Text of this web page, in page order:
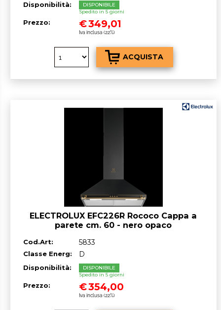
Disponibilità:
DISPONIBILE
Spedito in 5 giorni
Prezzo: €349,01
Iva inclusa (22%)
ELECTROLUX EFC226R Rococo Cappa a
parete cm. 60 - nero opaco
Cod.Art: 5833
Classe Energ: D
Disponibilità:
DISPONIBILE
Spedito in 5 giorni
Prezzo: €354,00
Iva inclusa (22%)